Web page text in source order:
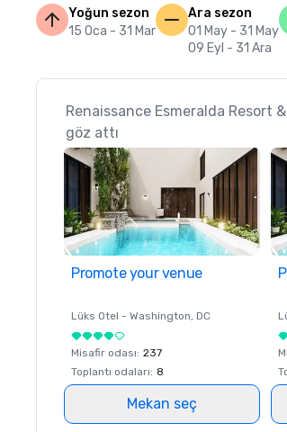
Yoğun sezon
15 Oca - 31 Mar
Ara sezon
01 May - 31 May
09 Eyl - 31 Ara
Renaissance Esmeralda Resort
göz attı
Promote your venue
Lüks Otel - Washington, DC
Misafir odası: 237
Toplantı odaları: 8
Mekan seç